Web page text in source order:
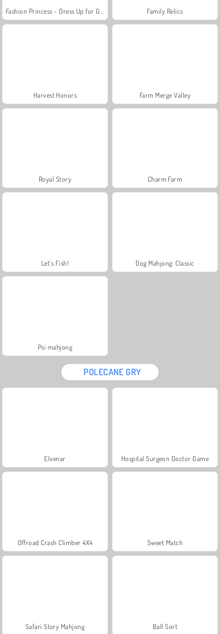
Family Relics
Harvest Honors Farm Merge Valley
Royal Story Charm Farm
Let's Fish! Dog Mahjong: Classic
Psi mahjong
POLECANE GRY
Elvenar Hospital Surgeon Doctor Game
Offroad Crash Climber 4X4 Sweet Match
Safari Story Mahjong Ball Sort